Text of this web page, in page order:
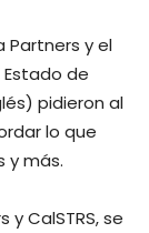
Partners y el
de
pidieron al
lo que
y más.
CalSTRS, se